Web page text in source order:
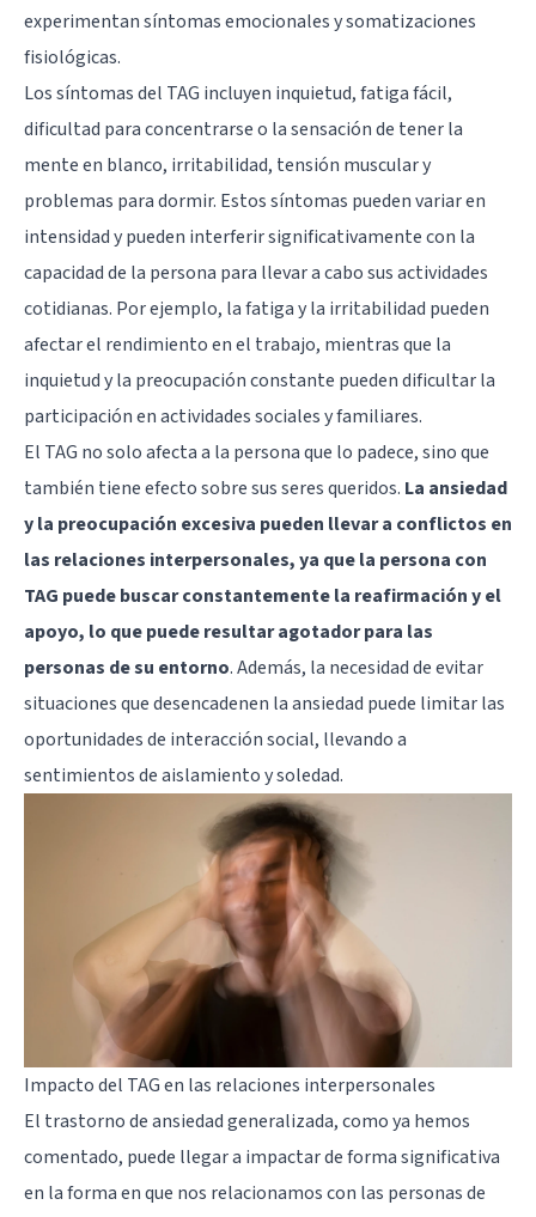
experimentan síntomas emocionales y somatizaciones
fisiológicas.
Los síntomas del TAG incluyen inquietud, fatiga fácil,
dificultad para concentrarse o la sensación de tener la
mente en blanco, irritabilidad, tensión muscular y
problemas para dormir. Estos síntomas pueden variar en
intensidad y pueden interferir significativamente con la
capacidad de la persona para llevar a cabo sus actividades
cotidianas. Por ejemplo, la fatiga y la irritabilidad pueden
afectar el rendimiento en el trabajo, mientras que la
inquietud y la preocupación constante pueden dificultar la
participación en actividades sociales y familiares.
El TAG no solo afecta a la persona que lo padece, sino que
también tiene efecto sobre sus seres queridos. La ansiedad
y la preocupación excesiva pueden llevar a conflictos en
las relaciones interpersonales, ya que la persona con
TAG puede buscar constantemente la reafirmación y el
apoyo, lo que puede resultar agotador para las
personas de su entorno. Además, la necesidad de evitar
situaciones que desencadenen la ansiedad puede limitar las
oportunidades de interacción social, llevando a
sentimientos de aislamiento y soledad.
Impacto del TAG en las relaciones interpersonales
El trastorno de ansiedad generalizada, como ya hemos
comentado, puede llegar a impactar de forma significativa
en la forma en que nos relacionamos con las personas de